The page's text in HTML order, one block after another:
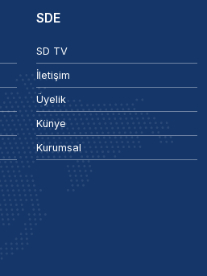
SDE
SD TV
İletişim
Üyelik
Künye
Kurumsal